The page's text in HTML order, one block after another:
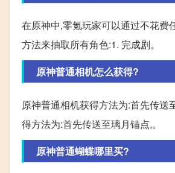
在原神中,零氪玩家可以通过不花费
方法来抽取所有角色:1. 完成剧。
原神普通相机怎么获得?
原神普通相机获得方法为:首先传
得方法为:首先传送至璃月锚点,。
原神普通蝴蝶哪里买?